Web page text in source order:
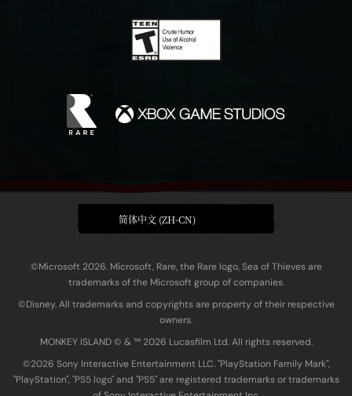
简体中文 (ZH-CN)
©Microsoft 2026. Microsoft, Rare, the Rare logo, Sea of Thieves are
trademarks of the Microsoft group of companies.
©Disney. All trademarks and copyrights are property of their respective
owners.
MONKEY ISLAND © & ™ 20‍26 Lucasfilm Ltd. All rights reserved.
©2026 Sony Interactive Entertainment LLC. "PlayStation Family Mark",
"PlayStation", "PS5 logo" and "PS5" are registered trademarks or trademarks